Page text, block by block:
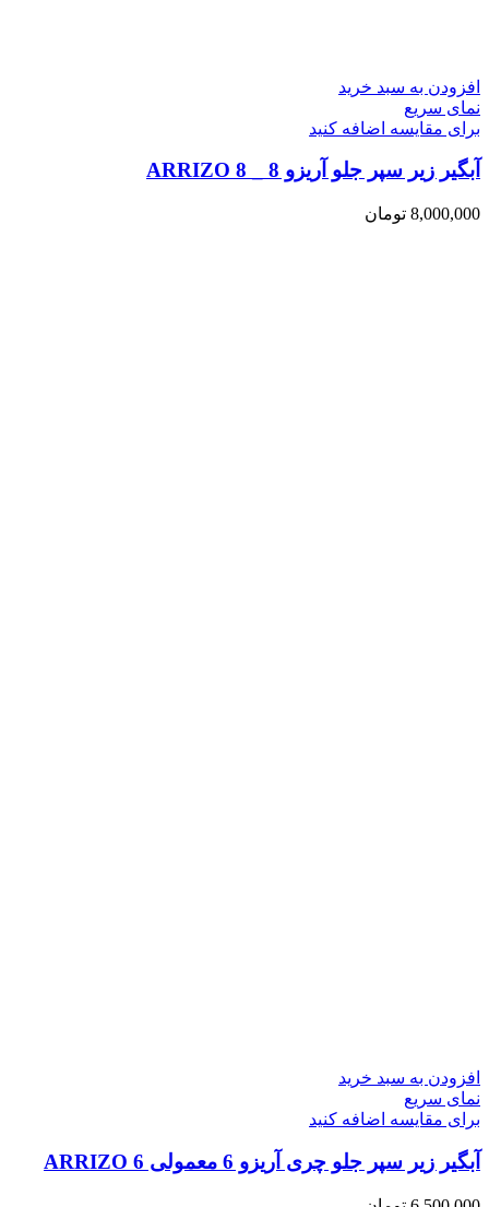
افزودن به سبد خرید
نمای سریع
برای مقایسه اضافه کنید
آبگیر زیر سپر جلو آریزو 8 _ ARRIZO 8
8,000,000 تومان
افزودن به سبد خرید
نمای سریع
برای مقایسه اضافه کنید
آبگیر زیر سپر جلو چری آریزو 6 معمولی ARRIZO 6